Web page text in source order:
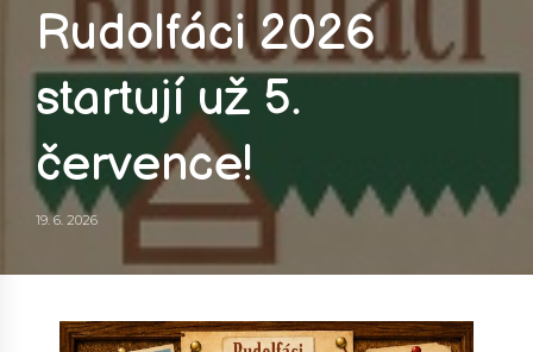
Rudolfáci 2026
startují už 5.
července!
19. 6. 2026